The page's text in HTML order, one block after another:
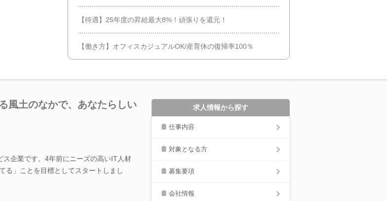
【待遇】25年度の昇給最大8%！頑張りを還元！
【働き方】オフィスカジュアルOK/産育休の復帰率100％
風土のなかで、あなたらしい
企業です。4年前にニーズの高いIT人材
る」ことを目標としてスタートしまし
求人情報から探す
仕事内容
対象となる方
募集要項
会社情報